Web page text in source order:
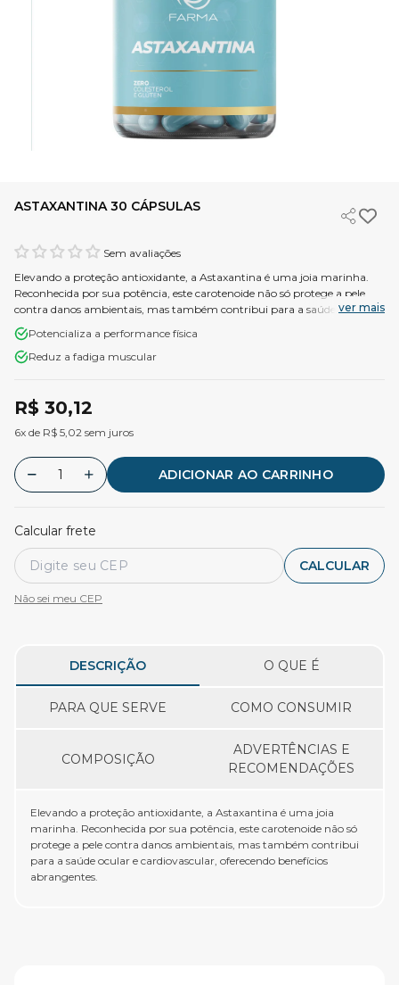
ASTAXANTINA 30 CÁPSULAS
Sem avaliações
Elevando a proteção antioxidante, a Astaxantina é uma joia marinha.
Reconhecida por sua potência, este carotenoide não só protege a pele
contra danos ambientais, mas também contribui para a saúde ocular e
cardiovascular, oferecendo benefícios abrangentes.
ver mais
Potencializa a performance física
Reduz a fadiga muscular
R$ 30,12
6x de R$ 5,02 sem juros
ADICIONAR AO CARRINHO
Calcular frete
CALCULAR
Não sei meu CEP
DESCRIÇÃO O QUE É
PARA QUE SERVE COMO CONSUMIR
COMPOSIÇÃO
ADVERTÊNCIAS E
RECOMENDAÇÕES
Elevando a proteção antioxidante, a Astaxantina é uma joia
marinha. Reconhecida por sua potência, este carotenoide não só
protege a pele contra danos ambientais, mas também contribui
para a saúde ocular e cardiovascular, oferecendo benefícios
abrangentes.